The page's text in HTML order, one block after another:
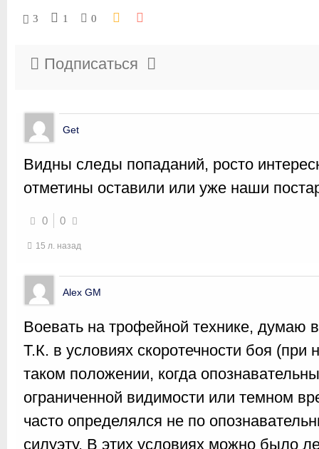
3 1 0
Подписаться
Get
Видны следы попаданий, росто
отметины оставили или уже наши
0 0
15 л. назад
Alex GM
Воевать на трофейной технике, думаю
Т.К. в условиях скоротечности боя (при
таком положении, когда
ограниченной видимости или темном
часто определялся не по
силуэту. В этих условиях можно было